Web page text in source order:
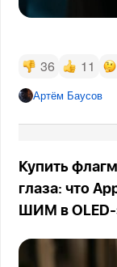
36 11
Артём Баусов
Купить
глаза: что
ШИМ в OLED-